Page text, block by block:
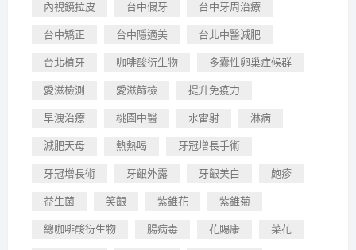
內視鏡拉皮 台中假牙 台中牙周治療
台中矯正 台中隱適美 台北中醫減肥
台北植牙 咖啡酸衍生物 多囊性卵巢症候群
愛滋檢測 愛滋篩檢 提升免疫力
早洩治療 桃園中醫 水雷射 淋病
減肥天母 熱熱喝 牙冠增長手術
牙冠增長術 牙齦外露 牙齦美白 皰疹
益生菌 笑齦 紫錐花 紫錐菊
總咖啡酸衍生物 腸病毒 花賜康 菜花